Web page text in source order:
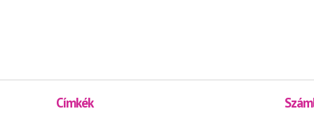
Címkék